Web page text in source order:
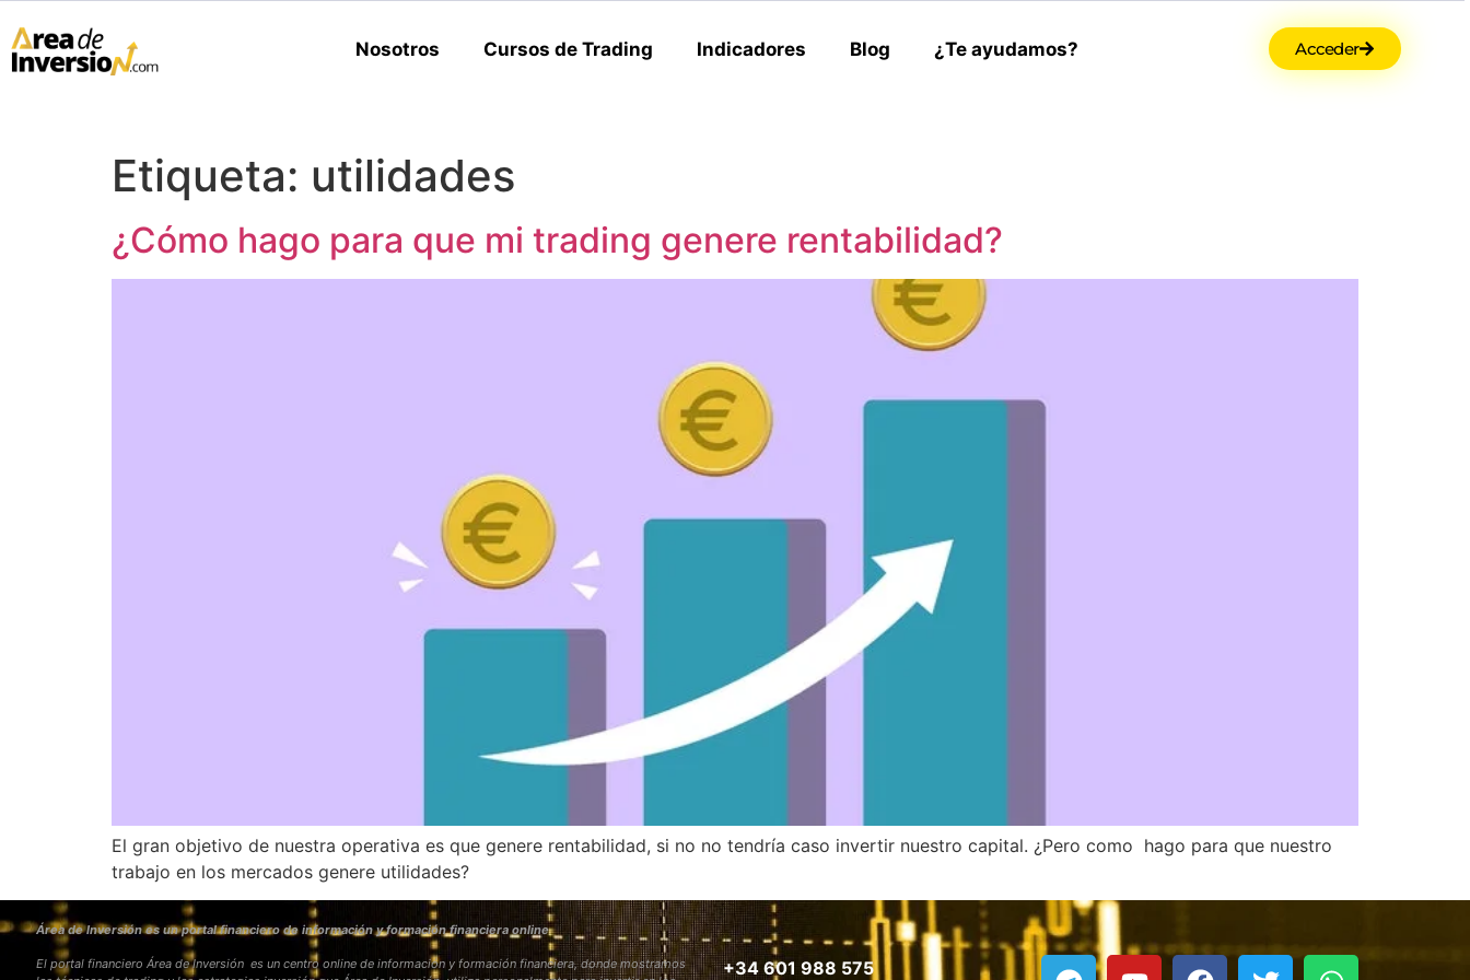
Nosotros Cursos de Trading Indicadores Blog ¿Te ayudamos? Acceder
Etiqueta: utilidades
¿Cómo hago para que mi trading genere rentabilidad?
El gran objetivo de nuestra operativa es que genere rentabilidad, si no no tendría caso invertir nuestro capital. ¿Pero como hago para que nuestro
trabajo en los mercados genere utilidades?
Área de Inversión es un portal financiero de información y formación financiera online
El portal financiero Área de Inversión es un centro online de información y formación financiera, donde mostramos
+34 601 988 575